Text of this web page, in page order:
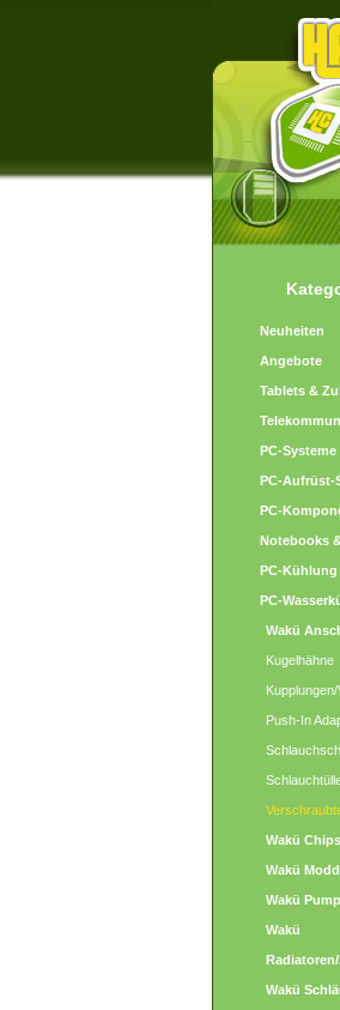
Neuheiten
Angebote
Tablets &
PC-Systeme
PC-Aufrüst-
PC-
Notebooks
PC-Kühlung
PC-
Wakü
Kugelhähne
Push-In
Wakü
Wakü
Wakü
Wakü
Wakü